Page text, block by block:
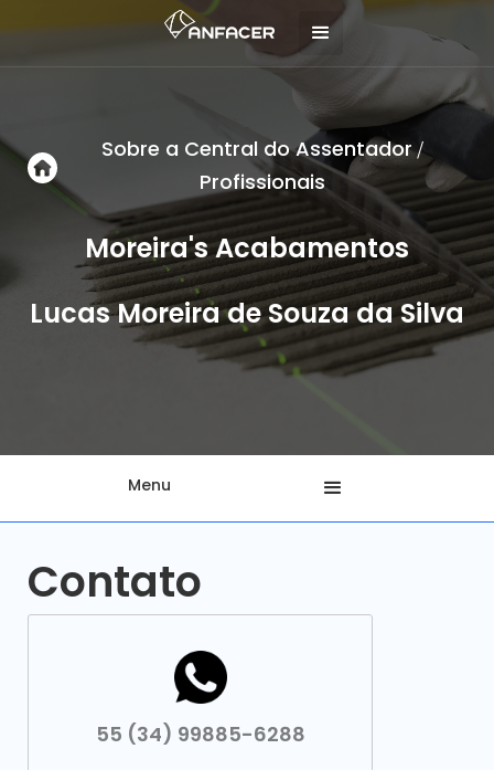
Sobre a Central do Assentador/
Profissionais
Moreira's Acabamentos
Lucas Moreira de Souza da Silva
Menu
Contato
55 (34) 99885-6288